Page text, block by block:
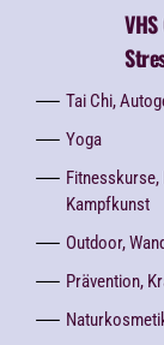
Tai Chi,
Yoga
Kampfkunst
Outdoor,
Prävention,